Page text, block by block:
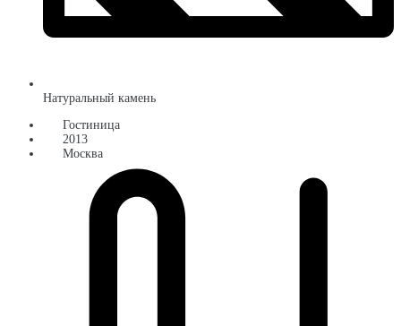
Натуральный камень
Гостиница
2013
Москва